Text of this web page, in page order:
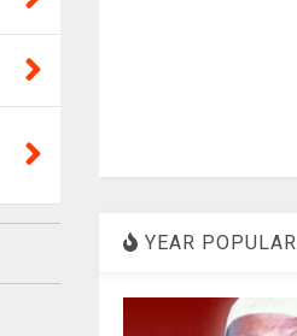
YEAR POPULAR